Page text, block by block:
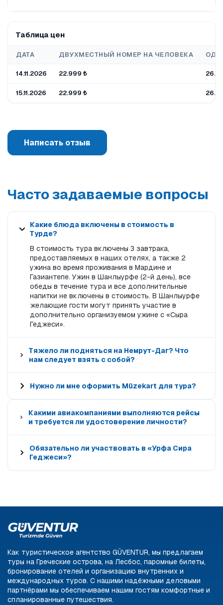
Таблица цен
ДАТА ДВУХМЕСТНЫЙ НОМЕР НА ЧЕЛОВЕКА
14.11.2026 22.999 ₺
15.11.2026 22.999 ₺
Написать отзыв
Часто задаваемые вопросы
Какие блюда включены в стоимость в
Турде?
В стоимость тура включены 3 завтрака,
предоставляемых в наших отелях, а также 2
ужина во время проживания в Мардине и
Газиантепе. Ужин в Шанлыурфе (2-й день), все
обеды в течение тура и все дополнительные
напитки не включены в стоимость. В Шанлыурфе
желающие гости могут принять участие в
дополнительно организуемом ужине с «Сыра
Геджеси».
Тяжело ли подняться на Немрут-Даг? Что
нам следует взять с собой?
Нужно ли мне оформить Müzekart для тура?
Какими авиакомпаниями выполняются рейсы
и требуется ли удостоверение личности?
Обязательно ли участвовать в «Урфа Сира
Геджеси»?
Как туристическое агентство GÜVENTUR, мы предлагаем
туры на Греческие острова, на Лесбос, паромные билеты,
бронирование отелей и организацию внутренних и
международных туров. С нашими надёжными деловыми
партнёрами мы обеспечиваем нашим гостям комфортные и
спланированные путешествия.